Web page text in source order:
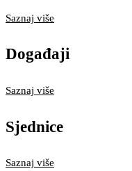
Saznaj više
Događaji
Saznaj više
Sjednice
Saznaj više